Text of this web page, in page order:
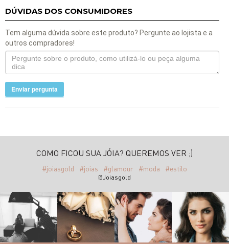
DÚVIDAS DOS CONSUMIDORES
Tem alguma dúvida sobre este produto? Pergunte ao lojista e a
outros compradores!
Enviar pergunta
COMO FICOU SUA JÓIA? QUEREMOS VER ;)
#joiasgold #joias #glamour #moda #estilo
@Joiasgold